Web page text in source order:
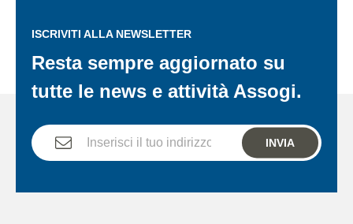
ISCRIVITI ALLA NEWSLETTER
Resta sempre aggiornato su
tutte le news e attività Assogi.
INVIA